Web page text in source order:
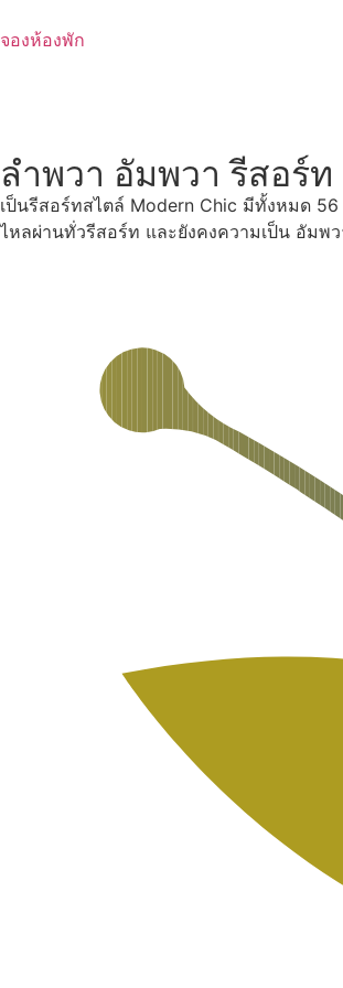
to
จองห้องพัก
ลำพวา อัมพวา รีสอร์ท
เป็นรีสอร์ทสไตล์ Modern Chic มีทั้งหมด
ไหลผ่านทั่วรีสอร์ท และยังคงความเป็น อัมพ